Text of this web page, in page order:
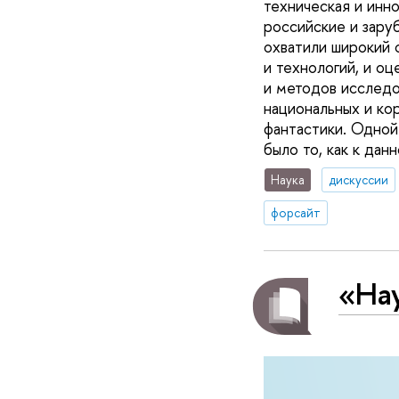
техническая и
российские и
охватили
и технологий, и
и методов
национальных и
фантастики.
было то, как к
Наука
дискуссии
форсайт